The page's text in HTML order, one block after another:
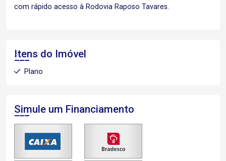
com rápido acesso à Rodovia Raposo Tavares.
Itens do Imóvel
Plano
Simule um Financiamento